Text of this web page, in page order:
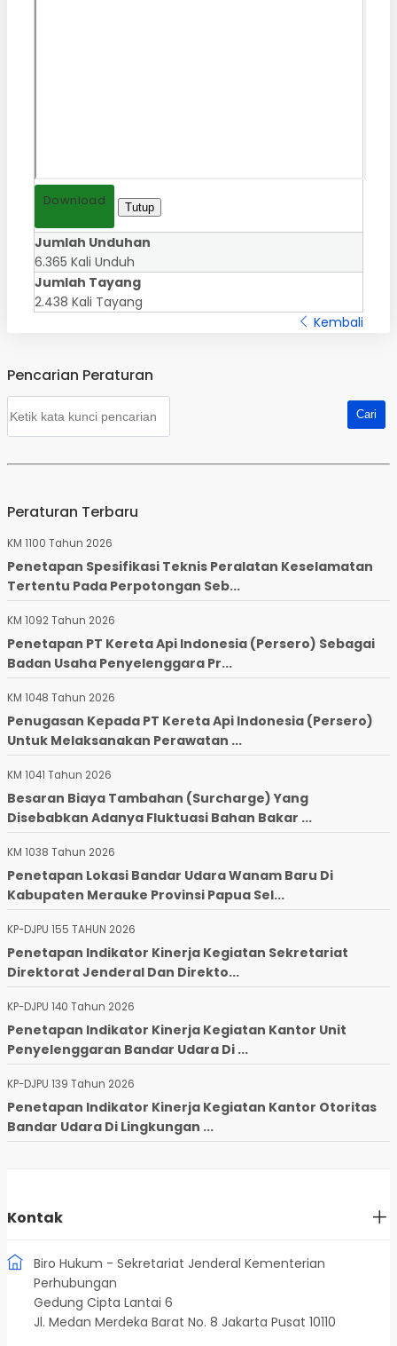
Download Tutup
Jumlah Unduhan
6.365 Kali Unduh
Jumlah Tayang
2.438 Kali Tayang
Kembali
Pencarian Peraturan
Peraturan Terbaru
KM 1100 Tahun 2026
Penetapan Spesifikasi Teknis Peralatan Keselamatan
Tertentu Pada Perpotongan Seb...
KM 1092 Tahun 2026
Penetapan PT Kereta Api Indonesia (Persero) Sebagai
Badan Usaha Penyelenggara Pr...
KM 1048 Tahun 2026
Penugasan Kepada PT Kereta Api Indonesia (Persero)
Untuk Melaksanakan Perawatan ...
KM 1041 Tahun 2026
Besaran Biaya Tambahan (Surcharge) Yang
Disebabkan Adanya Fluktuasi Bahan Bakar ...
KM 1038 Tahun 2026
Penetapan Lokasi Bandar Udara Wanam Baru Di
Kabupaten Merauke Provinsi Papua Sel...
KP-DJPU 155 TAHUN 2026
Penetapan Indikator Kinerja Kegiatan Sekretariat
Direktorat Jenderal Dan Direkto...
KP-DJPU 140 Tahun 2026
Penetapan Indikator Kinerja Kegiatan Kantor Unit
Penyelenggaran Bandar Udara Di ...
KP-DJPU 139 Tahun 2026
Penetapan Indikator Kinerja Kegiatan Kantor Otoritas
Bandar Udara Di Lingkungan ...
Kontak
Biro Hukum - Sekretariat Jenderal Kementerian
Perhubungan
Gedung Cipta Lantai 6
Jl. Medan Merdeka Barat No. 8 Jakarta Pusat 10110